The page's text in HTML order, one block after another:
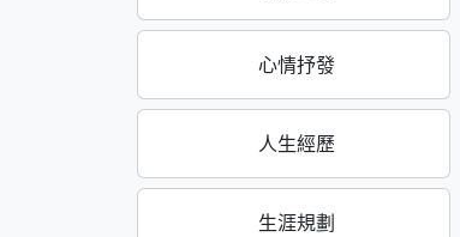
心情抒發
人生經歷
生涯規劃